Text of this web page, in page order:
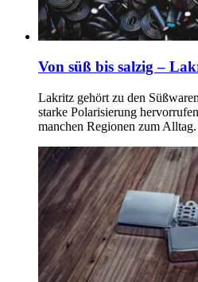
Von süß bis salzig –
Lakritz gehört zu den
starke Polarisierung
manchen Regionen zum Alltag.